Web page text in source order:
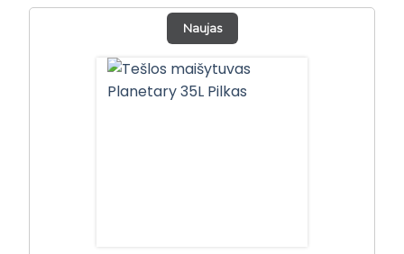
product
has
variants.
The
Naujas